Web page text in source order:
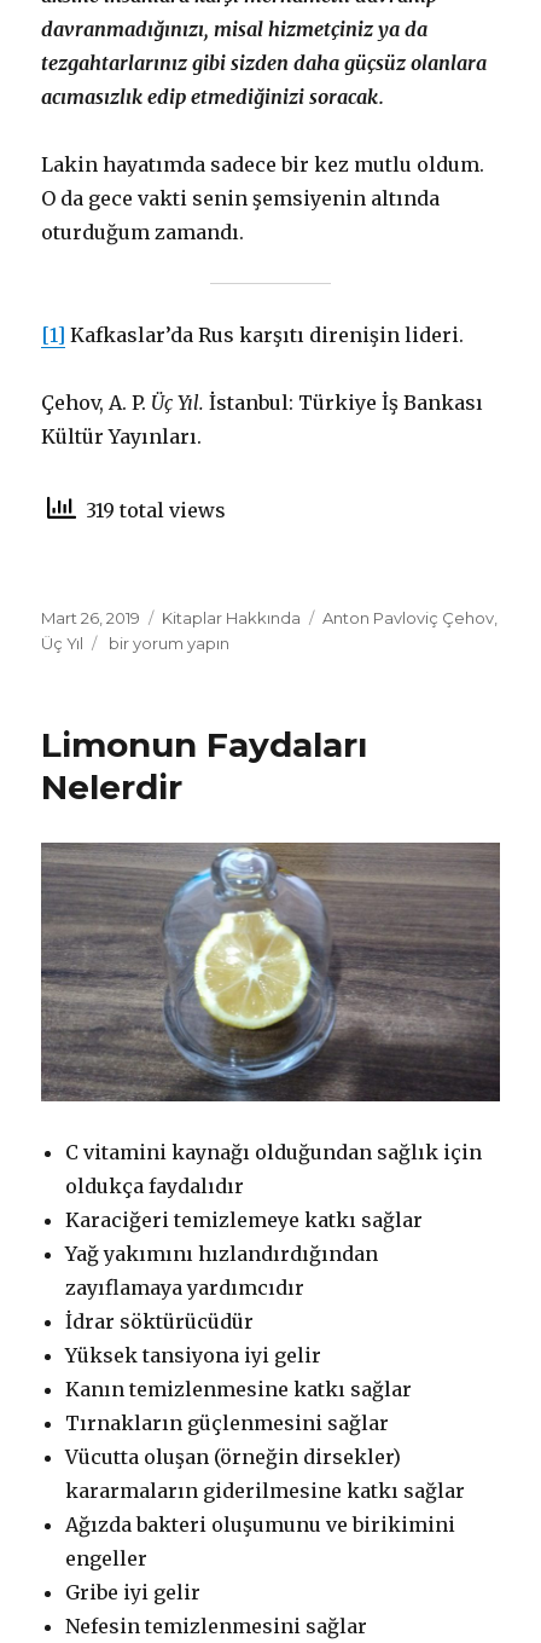
davranmadığınızı, misal hizmetçiniz ya da
tezgahtarlarınız gibi sizden daha güçsüz olanlara
acımasızlık edip etmediğinizi soracak.
Lakin hayatımda sadece bir kez mutlu oldum.
O da gece vakti senin şemsiyenin altında
oturduğum zamandı.
[1] Kafkaslar’da Rus karşıtı direnişin lideri.
Çehov, A. P. Üç Yıl. İstanbul: Türkiye İş Bankası
Kültür Yayınları.
319 total views
Yayın
tarihi
Mart 26, 2019 Kategoriler
Kitaplar Hakkında Etiketler
Anton Pavloviç Çehov,
Üç Yıl
Anton
Üç
için
bir yorum yapın
Limonun Faydaları
Nelerdir
C vitamini kaynağı olduğundan sağlık için
oldukça faydalıdır
Karaciğeri temizlemeye katkı sağlar
Yağ yakımını hızlandırdığından
zayıflamaya yardımcıdır
İdrar söktürücüdür
Yüksek tansiyona iyi gelir
Kanın temizlenmesine katkı sağlar
Tırnakların güçlenmesini sağlar
Vücutta oluşan (örneğin dirsekler)
kararmaların giderilmesine katkı sağlar
Ağızda bakteri oluşumunu ve birikimini
engeller
Gribe iyi gelir
Nefesin temizlenmesini sağlar